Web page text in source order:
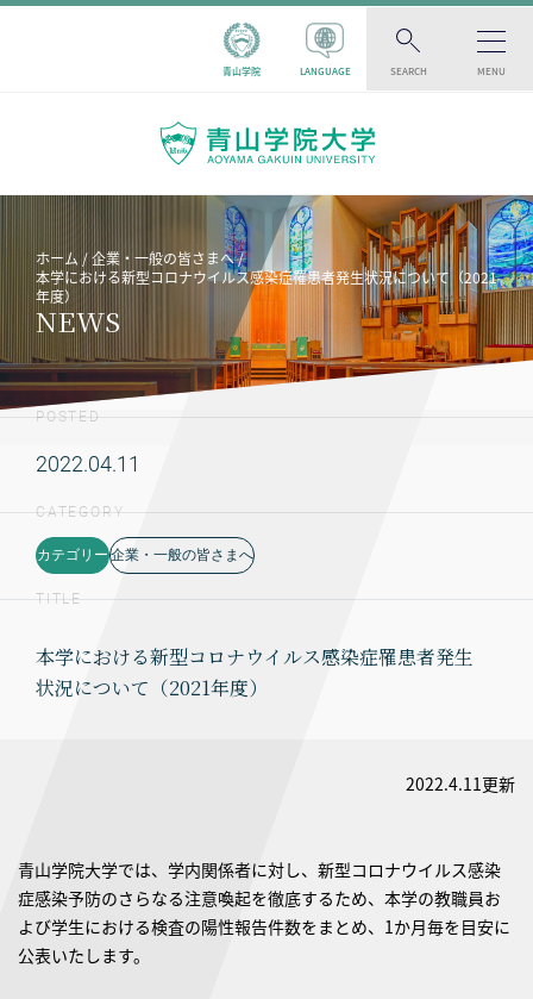
青山学院 LANGUAGE SEARCH MENU
ホーム
企業・一般の皆さまへ
本学における新型コロナウイルス感染症罹患者発生状況について（2021
年度）
NEWS
POSTED
2022.04.11
CATEGORY
カテゴリー 企業・一般の皆さまへ
TITLE
本学における新型コロナウイルス感染症罹患者発生
状況について（2021年度）
2022.4.11更新
青山学院大学では、学内関係者に対し、新型コロナウイルス感染
症感染予防のさらなる注意喚起を徹底するため、本学の教職員お
よび学生における検査の陽性報告件数をまとめ、1か月毎を目安に
公表いたします。